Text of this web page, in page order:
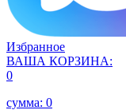
Избранное
ВАША КОРЗИНА:
0
сумма: 0